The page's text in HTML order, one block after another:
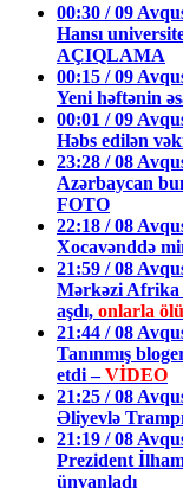
00:30 / 09
Hansı
AÇIQLAMA
00:15 / 09
Yeni həftənin
00:01 / 09
Həbs edilən
23:28 / 08
Azərbaycan
FOTO
22:18 / 08
Xocavənddə
21:59 / 08
Mərkəzi Afrika
aşdı, onlarla
21:44 / 08
Tanınmış
etdi –VİDEO
21:25 / 08
Əliyevlə
21:19 / 08
Prezident
ünvanladı